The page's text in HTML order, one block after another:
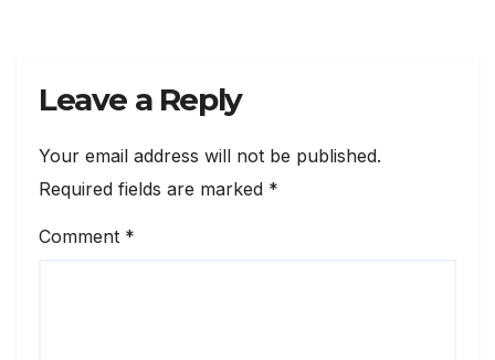
Leave a Reply
Your email address will not be published.
Required fields are marked *
Comment *